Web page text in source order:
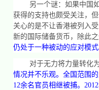
另一个谜：如果中国
获得的支持也颇受关注，
关心的是不让香港被列入受
新的国际储备货币，除此
仍处于一种被动的应对模
对于无力将力量转化
情况并不乐观。全国范围
12余名官员相继被捕。 2012